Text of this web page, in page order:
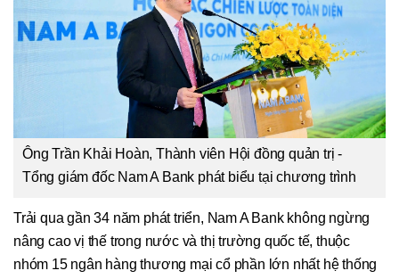
Ông Trần Khải Hoàn, Thành viên Hội đồng quản trị -
Tổng giám đốc Nam A Bank phát biểu tại chương trình
Trải qua gần 34 năm phát triển, Nam A Bank không ngừng
nâng cao vị thế trong nước và thị trường quốc tế, thuộc
nhóm 15 ngân hàng thương mại cổ phần lớn nhất hệ thống